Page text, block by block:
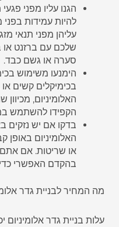
הגנו עליו מפני
להיות עמידות בפני
עליהן מפני תנאי
שלכם עם ברזנט או
סערה או גשם כבד.
הימנעו משימוש
בכימיקלים קשים
האלומיניום, מכיוון
הקפידו להשתמש
בדקו אם יש נזקים
האלומיניום באופן
או שריטות. אם אתם
בהקדם האפשרי כדי
מה המחיר לבניית גדר
עלות בניית גדר